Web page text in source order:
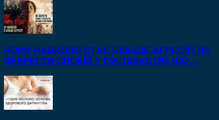
ЧОМУ НАВКОЛО СТАЄ БІЛЬШЕ АГРЕСІЇ? ЯК
ЗБЕРЕГТИ СПОКІЙ У СУСПІЛЬСТВІ, ЩО...